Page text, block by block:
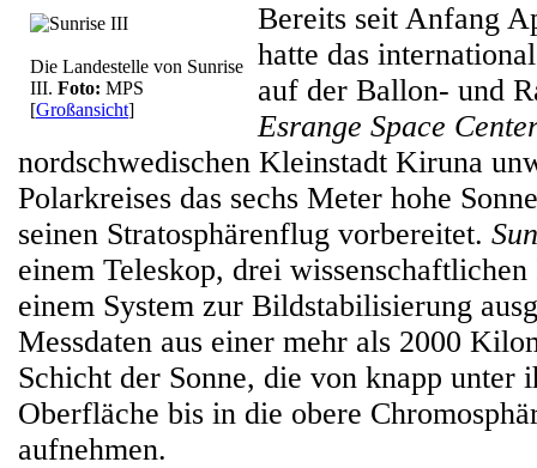
Die Landestelle von Sunrise
III. Foto: MPS
[Großansicht]
Bereits seit Anfang
hatte das
auf der Ballon- und
Esrange Space
nordschwedischen Kleinstadt Kiruna
Polarkreises das sechs Meter hohe
seinen Stratosphärenflug vorbereitet.
einem Teleskop, drei
einem System zur Bildstabilisierung
Messdaten aus einer mehr als 2000
Schicht der Sonne, die von knapp unter
Oberfläche bis in die obere
aufnehmen.